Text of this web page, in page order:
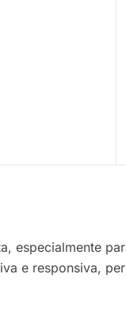
especialmente
e responsiva,